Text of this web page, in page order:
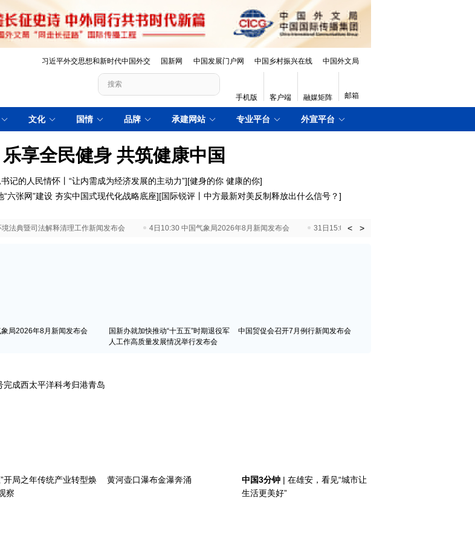
习近平外交思想和新时代中国外交 国新网 中国发展门户网 中国乡村振兴在线 中国外文局
手机版 客户端 融媒矩阵 邮箱
文化 国情 品牌 承建网站 专业平台 外宣平台
享全民健身 共筑健康中国
记的人民情怀丨“让内需成为经济发展的主动力”][健身的你 健康的你]
“六张网”建设 夯实中国式现代化战略底座][国际锐评丨中方最新对美反制释放出什么信号？]
法典暨司法解释清理工作新闻发布会 4日10:30 中国气象局2026年8月新闻发布会 31日15:00 国新办就加快推动“十五五”时期退役
< >
局2026年8月新闻发布会
国新办就加快推动“十五五”时期退役军
人工作高质量发展情况举行发布会
中国贸促会召开7月例行新闻发布会